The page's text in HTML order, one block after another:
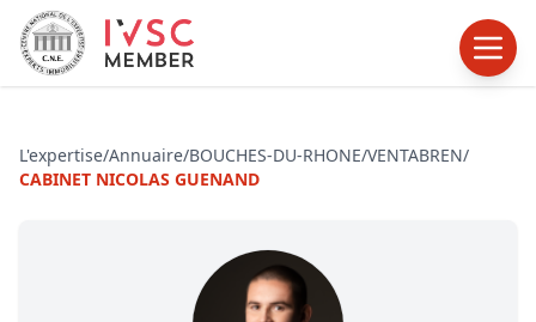
L'expertise/Annuaire/BOUCHES-DU-RHONE/VENTABREN/
CABINET NICOLAS GUENAND